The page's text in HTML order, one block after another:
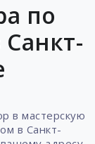
по
в мастерскую
в Санкт-